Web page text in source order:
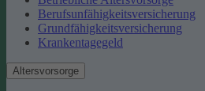
Berufsunfähigkeitsversicherung
Grundfähigkeitsversicherung
Krankentagegeld
Altersvorsorge